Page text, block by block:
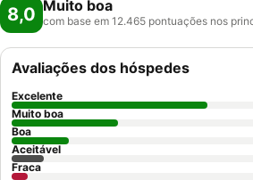
8,0 Muito boa
com base em 12.465 pontuações nos
Avaliações dos hóspedes
Excelente
Muito boa
Boa
Aceitável
Fraca